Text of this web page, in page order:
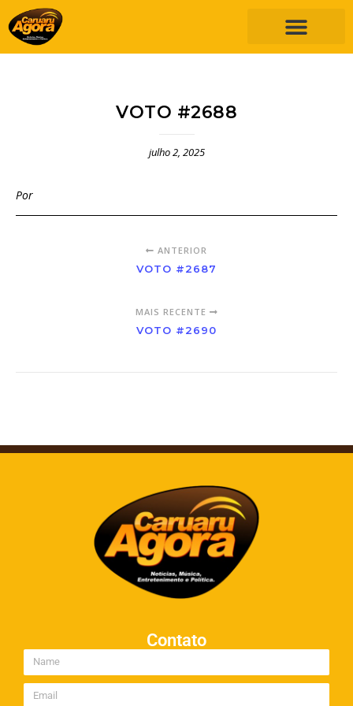
VOTO #2688
julho 2, 2025
Por
ANTERIOR
VOTO #2687
MAIS RECENTE
VOTO #2690
Contato